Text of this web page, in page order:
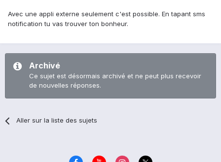
Avec une appli externe seulement c'est possible. En tapant sms
notification tu vas trouver ton bonheur.
Archivé
Ce sujet est désormais archivé et ne peut plus recevoir
de nouvelles réponses.
Aller sur la liste des sujets